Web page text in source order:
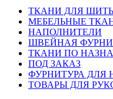
ТКАНИ ДЛЯ
МЕБЕЛЬНЫЕ
НАПОЛНИТЕЛИ
ШВЕЙНАЯ
ТКАНИ ПО
ПОД ЗАКАЗ
ФУРНИТУРА ДЛЯ
ТОВАРЫ ДЛЯ